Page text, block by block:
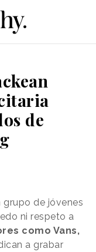
de
de jóvenes
ni respeto a
como Vans,
a grabar